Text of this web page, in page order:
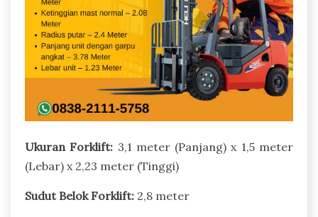
Ukuran Forklift: 3,1 meter (Panjang) x 1,5 meter
(Lebar) x 2,23 meter (Tinggi)
Sudut Belok Forklift: 2,8 meter